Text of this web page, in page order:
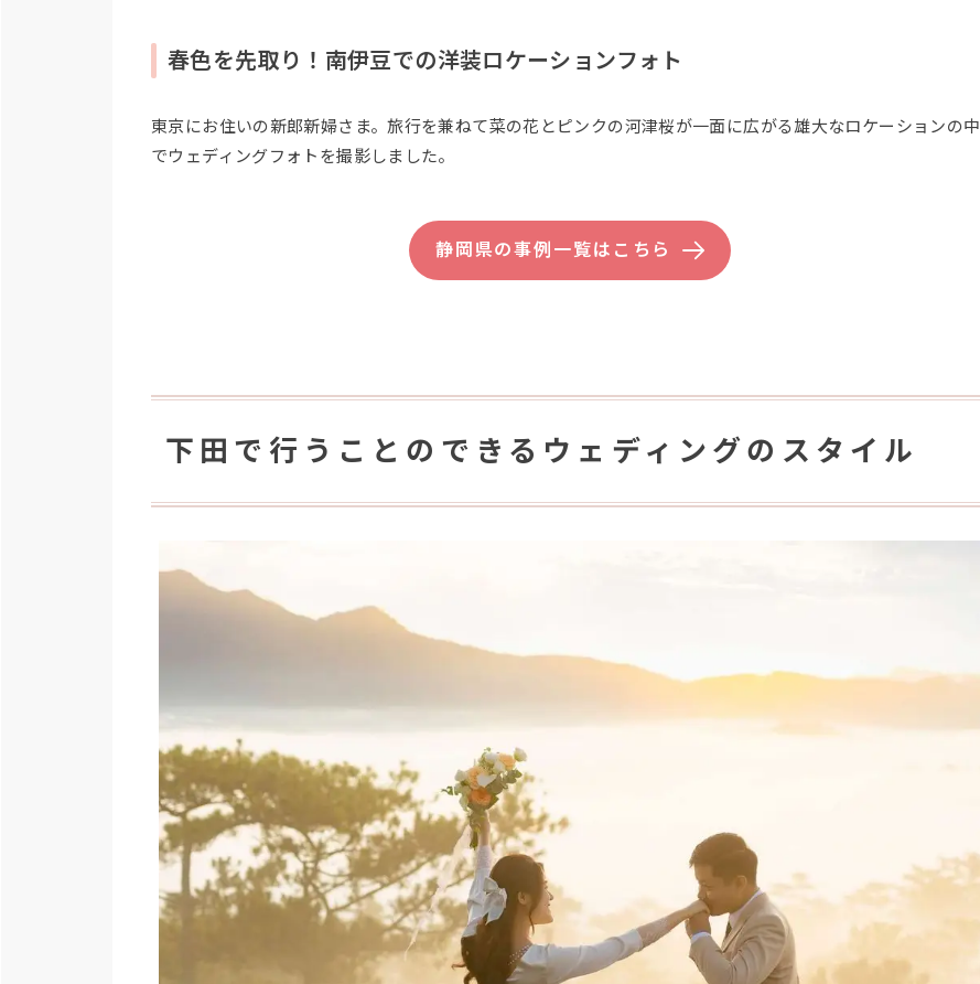
春色を先取り！南伊豆での洋装ロケーションフォト
東京にお住いの新郎新婦さま。旅行を兼ねて菜の花とピンクの河津桜が一面に広がる雄大なロケーションの中
でウェディングフォトを撮影しました。
静岡県の事例一覧はこちら
下田で行うことのできるウェディングのスタイル